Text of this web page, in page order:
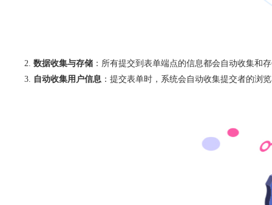
数据收集与存储 ：所有提交到表单端点的信息都会自动收集和
自动收集用户信息 ：提交表单时，系统会自动收集提交者的浏